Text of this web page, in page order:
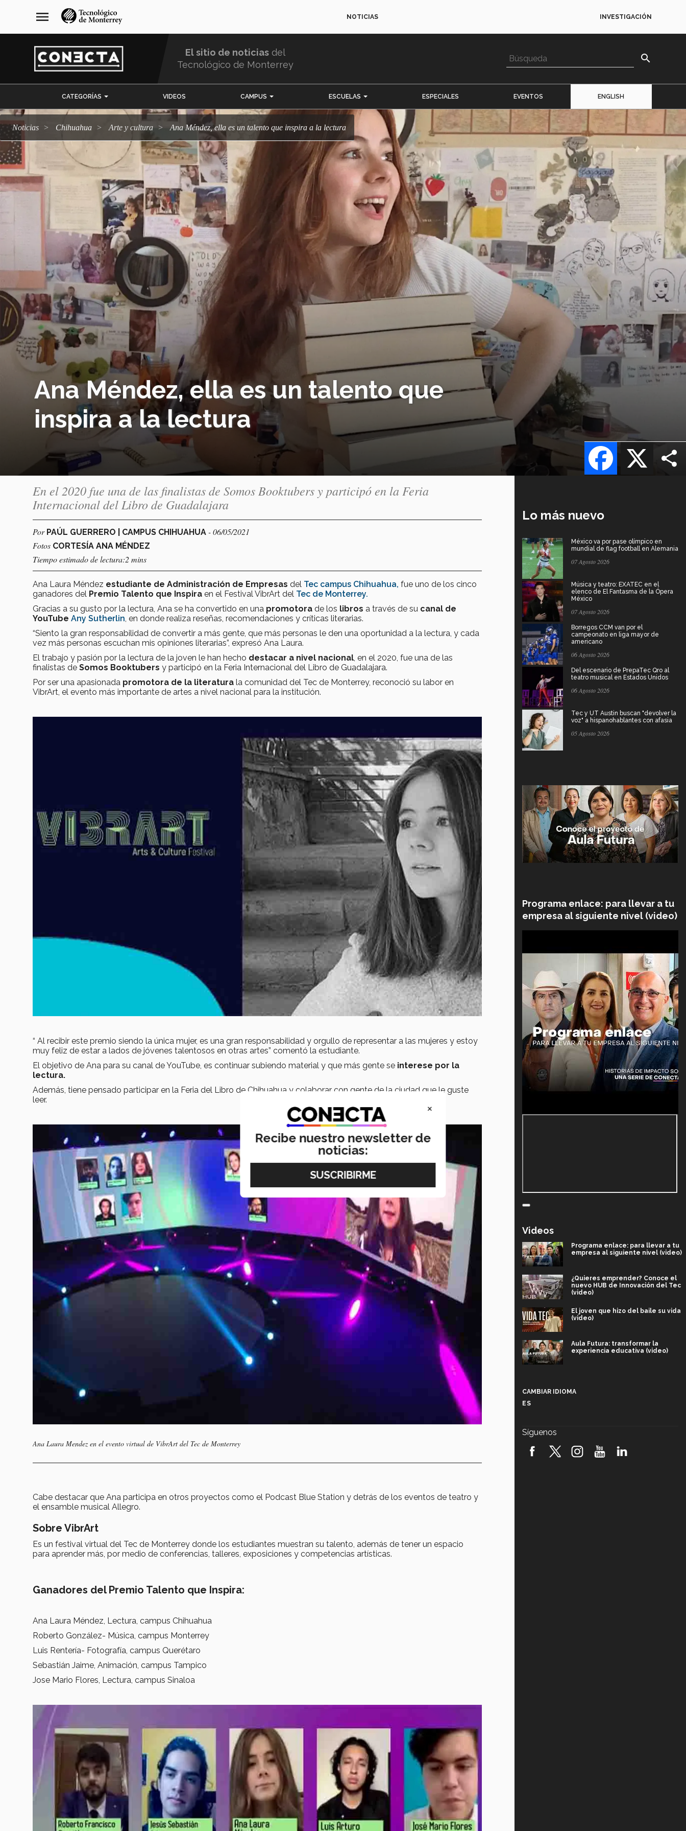
navegación
principal
menu NOTICIAS INVESTIGACIÓN
El sitio de noticias del
Tecnológico de Monterrey
search
CATEGORÍAS VIDEOS CAMPUS ESCUELAS ESPECIALES EVENTOS ENGLISH
Noticias Chihuahua arte y cultura Ana Méndez, ella es un talento que inspira a la lectura
Ana Méndez, ella es un talento que
inspira a la lectura
X
Facebook
En el 2020 fue una de las finalistas de Somos Booktubers y participó en la Feria
Internacional del Libro de Guadalajara
Por PAÚL GUERRERO | CAMPUS CHIHUAHUA - 06/05/2021
Fotos CORTESÍA ANA MÉNDEZ
Tiempo estimado de lectura:2 mins
Ana Laura Méndez estudiante de Administración de Empresas del Tec campus Chihuahua, fue uno de los cinco
ganadores del Premio Talento que Inspira en el Festival VibrArt del Tec de Monterrey.
Gracias a su gusto por la lectura, Ana se ha convertido en una promotora de los libros a través de su canal de
YouTube Any Sutherlin , en donde realiza reseñas, recomendaciones y críticas literarias.
“Siento la gran responsabilidad de convertir a más gente, que más personas le den una oportunidad a la lectura, y cada
vez más personas escuchan mis opiniones literarias”, expresó Ana Laura.
El trabajo y pasión por la lectura de la joven le han hecho destacar a nivel nacional , en el 2020, fue una de las
finalistas de Somos Booktubers y participó en la Feria Internacional del Libro de Guadalajara.
Por ser una apasionada promotora de la literatura la comunidad del Tec de Monterrey, reconoció su labor en
VibrArt, el evento más importante de artes a nivel nacional para la institución.
“ Al recibir este premio siendo la única mujer, es una gran responsabilidad y orgullo de representar a las mujeres y estoy
muy feliz de estar a lados de jóvenes talentosos en otras artes” comentó la estudiante.
El objetivo de Ana para su canal de YouTube, es continuar subiendo material y que más gente se interese por la
lectura.
Además, tiene pensado participar en la Feria del Libro de Chihuahua y colaborar con gente de la ciudad que le guste
leer.
Ana Laura Mendez en el evento virtual de VibrArt del Tec de Monterrey
Cabe destacar que Ana participa en otros proyectos como el Podcast Blue Station y detrás de los eventos de teatro y
el ensamble musical Allegro.
Sobre VibrArt
Es un festival virtual del Tec de Monterrey donde los estudiantes muestran su talento, además de tener un espacio
para aprender más, por medio de conferencias, talleres, exposiciones y competencias artísticas.
Ganadores del Premio Talento que Inspira:
Ana Laura Méndez, Lectura, campus Chihuahua
Roberto González- Música, campus Monterrey
Luis Rentería- Fotografía, campus Querétaro
Sebastián Jaime, Animación, campus Tampico
Jose Mario Flores, Lectura, campus Sinaloa
Lo más nuevo
México va por pase olímpico en
mundial de flag football en Alemania
07 Agosto 2026
Música y teatro: EXATEC en el
elenco de El Fantasma de la Ópera
México
07 Agosto 2026
Borregos CCM van por el
campeonato en liga mayor de
americano
06 Agosto 2026
Del escenario de PrepaTec Qro al
teatro musical en Estados Unidos
06 Agosto 2026
Tec y UT Austin buscan "devolver la
voz" a hispanohablantes con afasia
05 Agosto 2026
Programa enlace: para llevar a tu
empresa al siguiente nivel (video)
Videos
Programa enlace: para llevar a tu
empresa al siguiente nivel (video)
¿Quieres emprender? Conoce el
nuevo HUB de Innovación del Tec
(video)
El joven que hizo del baile su vida
(video)
Aula Futura: transformar la
experiencia educativa (video)
robótica FIRST 2026! (video)
CAMBIAR IDIOMA
ES
Síguenos
×
Recibe nuestro newsletter de
noticias: